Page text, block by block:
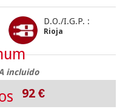
D.O./I.G.P. :
Rioja
incluido
92 €